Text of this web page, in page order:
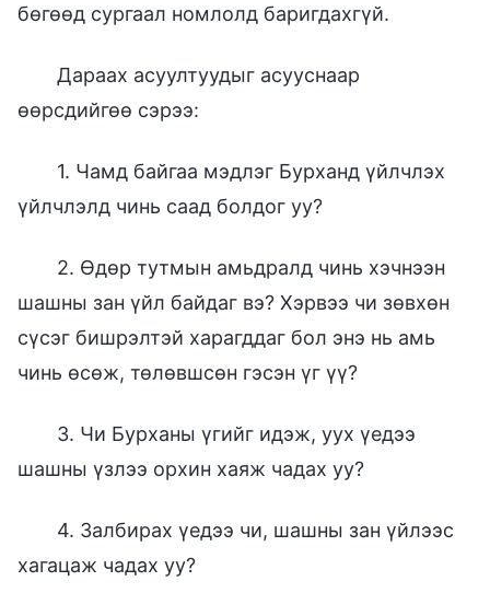
бөгөөд сургаал номлолд баригдахгүй.
Дараах асуултуудыг асууснаар
өөрсдийгөө сэрээ:
1. Чамд байгаа мэдлэг Бурханд үйлчлэх
үйлчлэлд чинь саад болдог уу?
2. Өдөр тутмын амьдралд чинь хэчнээн
шашны зан үйл байдаг вэ? Хэрвээ чи зөвхөн
сүсэг бишрэлтэй харагддаг бол энэ нь амь
чинь өсөж, төлөвшсөн гэсэн үг үү?
3. Чи Бурханы үгийг идэж, уух үедээ
шашны үзлээ орхин хаяж чадах уу?
4. Залбирах үедээ чи, шашны зан үйлээс
хагацаж чадах уу?